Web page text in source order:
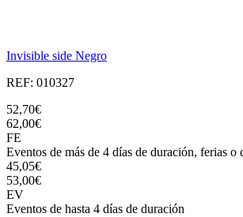
Invisible side Negro
REF: 010327
52,70€
62,00€
FE
Eventos de más de 4 días de duración, ferias o
45,05€
53,00€
EV
Eventos de hasta 4 días de duración